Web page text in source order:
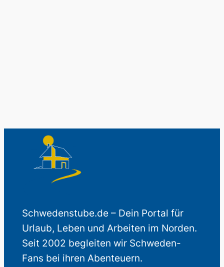
Schwedenstube.de – Dein Portal für
Urlaub, Leben und Arbeiten im Norden.
Seit 2002 begleiten wir Schweden-
Fans bei ihren Abenteuern.